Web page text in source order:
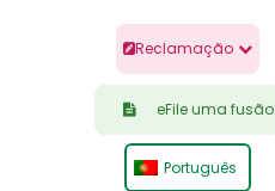
Reclamação
eFile uma fusão
Português